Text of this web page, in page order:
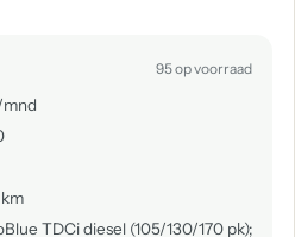
95 op voorraad
mnd
km
TDCi diesel (105/130/170 pk);